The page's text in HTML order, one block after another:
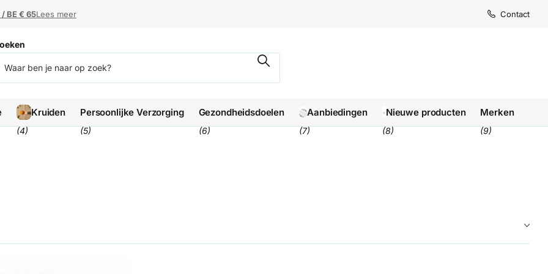
BE € 65Lees meer
BE € 65 Levertijd1-3
Levertijd1-3
Contact
Kruiden
(4)
Persoonlijke Verzorging
(5)
Gezondheidsdoelen
(6)
Aanbiedingen
(7)
Nieuwe producten
(8)
Merken
(9)